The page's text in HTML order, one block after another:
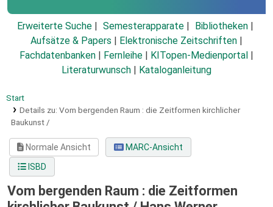
Erweiterte Suche Semesterapparate
Bibliotheken
Aufsätze & Papers
Elektronische Zeitschriften
Fachdatenbanken
Fernleihe KITopen-Medienportal
Literaturwunsch
Kataloganleitung
Start
Details zu: Vom bergenden Raum : die Zeitformen kirchlicher
Baukunst /
Normale Ansicht
MARC-Ansicht
ISBD
Vom bergenden Raum : die Zeitformen